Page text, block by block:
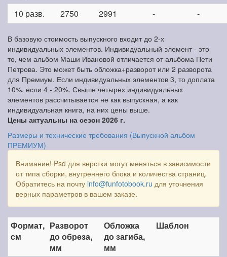
10 разв.
2750 2991 - -
В базовую стоимость выпускного входит до 2-х
индивидуальных элементов. Индивидуальный элемент - это
то, чем альбом Маши Ивановой отличается от альбома Пети
Петрова. Это может быть обложка+разворот или 2 разворота
для Премиум. Если индивидуальных элементов 3, то доплата
10%, если 4 - 20%. Свыше четырех индивидуальных
элементов рассчитывается не как выпускная, а как
индивидуальная книга, на них цены выше.
Цены актуальны на сезон 2026 г.
Размеры и технические требования (Выпускной альбом
ПРЕМИУМ)
Внимание! Psd для верстки могут меняться в зависимости
от типа сборки, внутреннего блока и количества страниц.
Обратитесь на почту info@funfotobook.ru для уточнения
верных параметров в вашем заказе.
Формат,
см
Разворот
до обреза,
мм
Обложка
до загиба,
мм
Шаблон